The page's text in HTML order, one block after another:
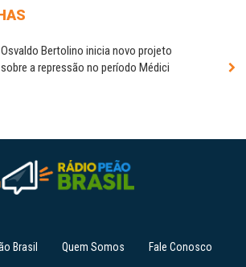
Osvaldo Bertolino inicia novo projeto
sobre a repressão no período Médici
Brasil Quem Somos Fale Conosco